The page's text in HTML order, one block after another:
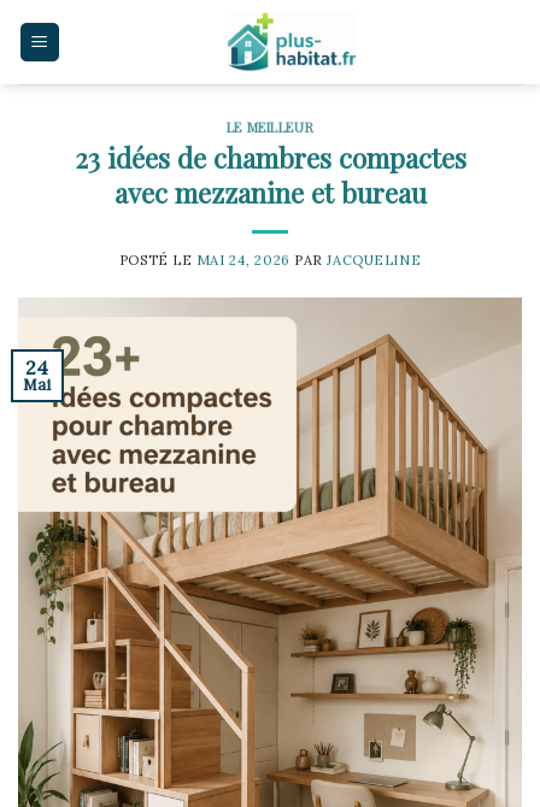
LE MEILLEUR
23 idées de chambres compactes
avec mezzanine et bureau
POSTÉ LE MAI 24, 2026 PARJACQUELINE
24
Mai